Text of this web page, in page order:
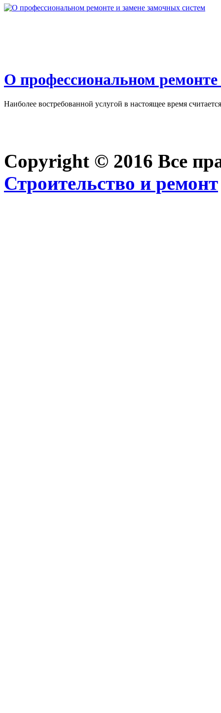
О профессиональном
Наиболее востребованной услугой в настоящее время
Copyright © 2016 Все
Строительство и ремонт